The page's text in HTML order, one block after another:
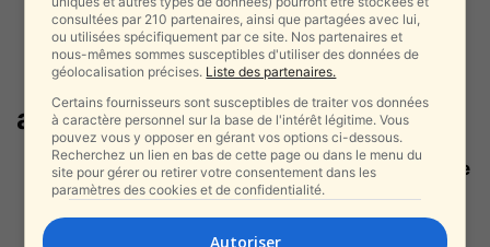
aéroport de Haïfa
Pour la première fois, Haïfa ouvre
une ligne directe vers Sofia...
alxprss_sab - 1 décembre 2025
consultées par 210 partenaires, ainsi que partagées avec lui,
ou utilisées spécifiquement par ce site. Nos partenaires et
nous-mêmes sommes susceptibles d'utiliser des données de
géolocalisation précises. Liste des partenaires.
Certains fournisseurs sont susceptibles de traiter vos données
à caractère personnel sur la base de l'intérêt légitime. Vous
pouvez vous y opposer en gérant vos options ci-dessous.
Recherchez un lien en bas de cette page ou dans le menu du
site pour gérer ou retirer votre consentement dans les
paramètres des cookies et de confidentialité.
Autoriser